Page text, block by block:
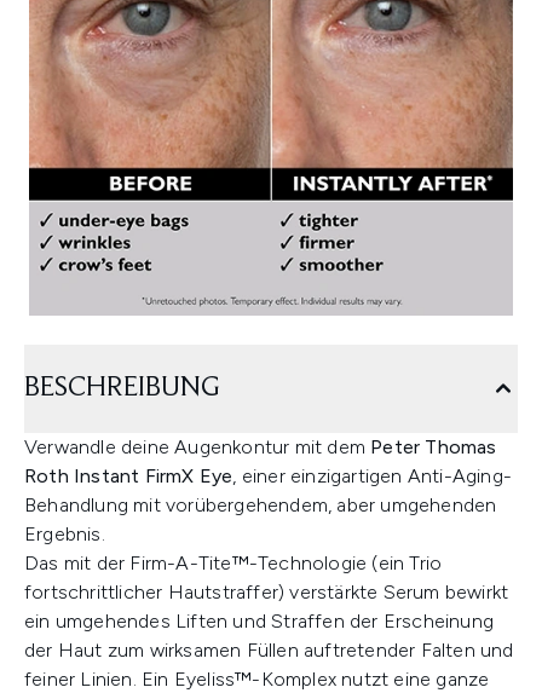
BESCHREIBUNG
Verwandle deine Augenkontur mit dem Peter Thomas
Roth Instant FirmX Eye, einer einzigartigen Anti-Aging-
Behandlung mit vorübergehendem, aber umgehenden
Ergebnis.
Das mit der Firm-A-Tite™-Technologie (ein Trio
fortschrittlicher Hautstraffer) verstärkte Serum bewirkt
ein umgehendes Liften und Straffen der Erscheinung
der Haut zum wirksamen Füllen auftretender Falten und
feiner Linien. Ein Eyeliss™-Komplex nutzt eine ganze